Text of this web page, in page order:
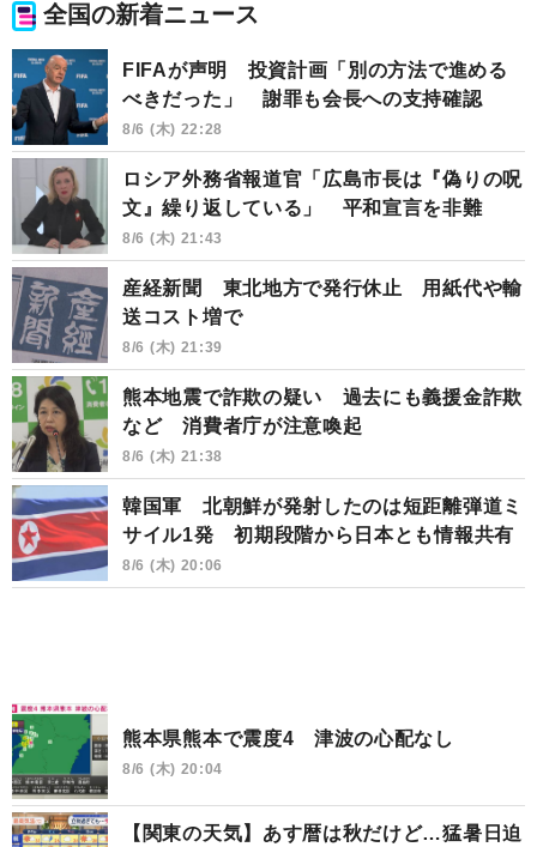
全国の新着ニュース
FIFAが声明 投資計画「別の方法で進める
べきだった」 謝罪も会長への支持確認
8/6 (木) 22:28
ロシア外務省報道官「広島市長は『偽りの呪
文』繰り返している」 平和宣言を非難
8/6 (木) 21:43
産経新聞 東北地方で発行休止 用紙代や輸
送コスト増で
8/6 (木) 21:39
熊本地震で詐欺の疑い 過去にも義援金詐欺
など 消費者庁が注意喚起
8/6 (木) 21:38
韓国軍 北朝鮮が発射したのは短距離弾道ミ
サイル1発 初期段階から日本とも情報共有
8/6 (木) 20:06
熊本県熊本で震度4 津波の心配なし
8/6 (木) 20:04
【関東の天気】あす暦は秋だけど…猛暑日迫